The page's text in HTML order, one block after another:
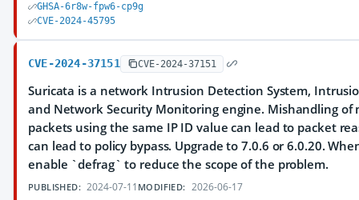
GHSA-6r8w-fpw6-cp9g
CVE-2024-45795
CVE-2024-37151 CVE-2024-37151
Suricata is a network Intrusion Detection System,
and Network Security Monitoring engine. Mishandling
packets using the same IP ID value can lead to packet
can lead to policy bypass. Upgrade to 7.0.6 or 6.0.20.
enable `defrag` to reduce the scope of the problem.
PUBLISHED: 2024-07-11 MODIFIED: 2026-06-17